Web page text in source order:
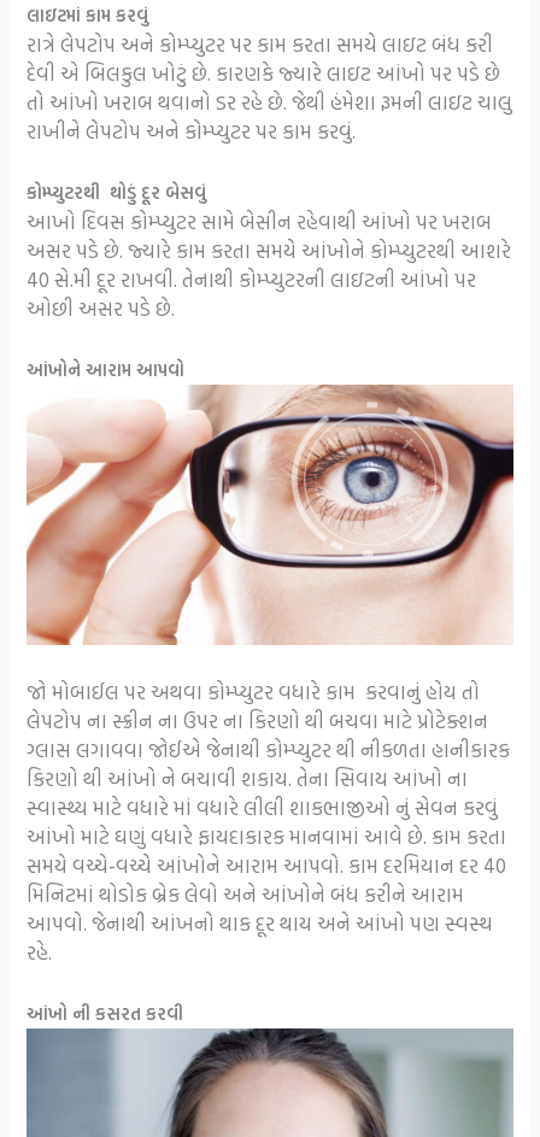
લાઇટમાં કામ કરવું
રાત્રે લેપટોપ અને કોમ્પ્યુટર પર કામ કરતા સમયે લાઇટ બંધ કરી
દેવી એ બિલકુલ ખોટું છે. કારણકે જ્યારે લાઇટ આંખો પર પડે છે
તો આંખો ખરાબ થવાનો ડર રહે છે. જેથી હંમેશા રૂમની લાઇટ ચાલુ
રાખીને લેપટોપ અને કોમ્પ્યુટર પર કામ કરવું.
કોમ્પ્યુટરથી થોડું દૂર બેસવું
આખો દિવસ કોમ્પ્યુટર સામે બેસીન રહેવાથી આંખો પર ખરાબ
અસર પડે છે. જ્યારે કામ કરતા સમયે આંખોને કોમ્પ્યુટરથી આશરે
40 સે.મી દૂર રાખવી. તેનાથી કોમ્પ્યુટરની લાઇટની આંખો પર
ઓછી અસર પડે છે.
આંખોને આરામ આપવો
જો મોબાઈલ પર અથવા કોમ્પ્યુટર વધારે કામ કરવાનું હોય તો
લેપટોપ ના સ્ક્રીન ના ઉપર ના કિરણો થી બચવા માટે પ્રોટેક્શન
ગ્લાસ લગાવવા જોઈએ જેનાથી કોમ્પ્યુટર થી નીકળતા હાનીકારક
કિરણો થી આંખો ને બચાવી શકાય. તેના સિવાય આંખો ના
સ્વાસ્થ્ય માટે વધારે માં વધારે લીલી શાકભાજીઓ નું સેવન કરવું
આંખો માટે ઘણું વધારે ફાયદાકારક માનવામાં આવે છે. કામ કરતા
સમયે વચ્ચે-વચ્ચે આંખોને આરામ આપવો. કામ દરમિયાન દર 40
મિનિટમાં થોડોક બ્રેક લેવો અને આંખોને બંધ કરીને આરામ
આપવો. જેનાથી આંખનો થાક દૂર થાય અને આંખો પણ સ્વસ્થ
રહે.
આંખો ની કસરત કરવી